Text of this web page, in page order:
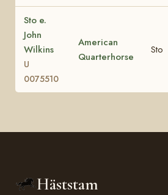
Sto e.
John
Wilkins
U
0075510
American
Quarterhorse
Sto
Häststam